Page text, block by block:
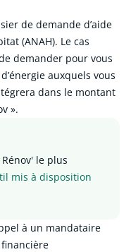
de demande d’aide
(ANAH). Le cas
demander pour vous
auxquels vous
dans le montant
».
le plus
mis à disposition
à un mandataire
financière